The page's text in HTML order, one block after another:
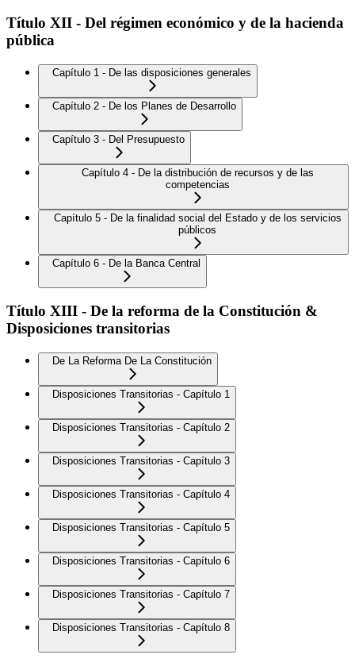
Título XII - Del régimen económico y de la hacienda
pública
Capítulo 1 - De las disposiciones generales
Capítulo 2 - De los Planes de Desarrollo
Capítulo 3 - Del Presupuesto
Capítulo 4 - De la distribución de recursos y de las
competencias
Capítulo 5 - De la finalidad social del Estado y de los servicios
públicos
Capítulo 6 - De la Banca Central
Título XIII - De la reforma de la Constitución &
Disposiciones transitorias
De La Reforma De La Constitución
Disposiciones Transitorias - Capítulo 1
Disposiciones Transitorias - Capítulo 2
Disposiciones Transitorias - Capítulo 3
Disposiciones Transitorias - Capítulo 4
Disposiciones Transitorias - Capítulo 5
Disposiciones Transitorias - Capítulo 6
Disposiciones Transitorias - Capítulo 7
Disposiciones Transitorias - Capítulo 8